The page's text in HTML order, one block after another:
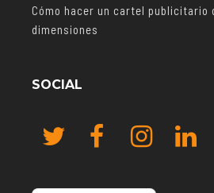
Cómo hacer un cartel publicitario
dimensiones
SOCIAL